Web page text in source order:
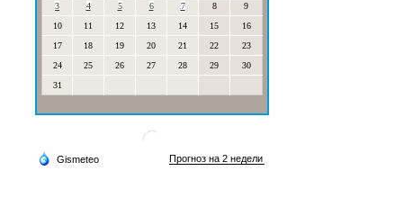
3
4 5 6 7 8
9
10
11 12 13 14 15
16
17
18 19 20 21 22
23
24
25 26 27 28 29
30
31